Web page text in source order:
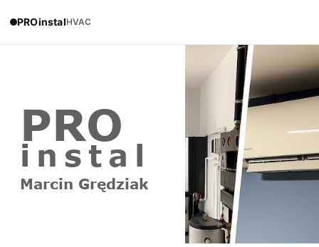
PROinstalHVAC